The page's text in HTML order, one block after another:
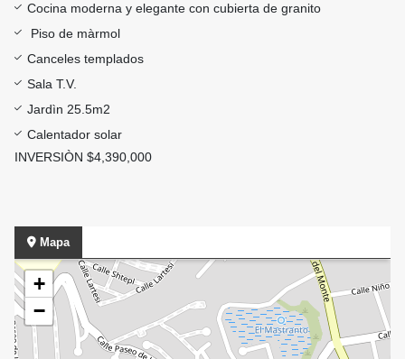
Cocina moderna y elegante con cubierta de granito
Piso de màrmol
Canceles templados
Sala T.V.
Jardìn 25.5m2
Calentador solar
INVERSIÒN $4,390,000
Mapa
+
−